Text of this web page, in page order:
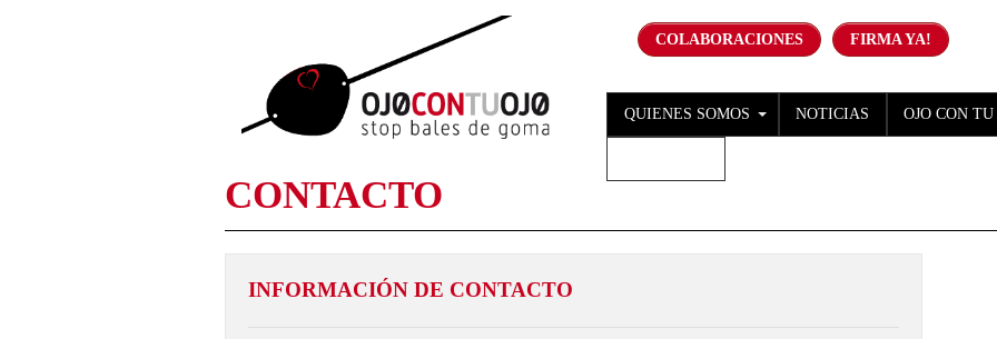
COLABORACIONES FIRMA YA!
QUIENES SOMOS NOTICIAS OJO CON TU
CONTACTO
INFORMACIÓN DE CONTACTO